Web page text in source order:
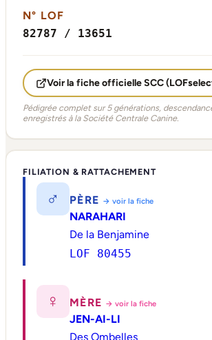
N° LOF
82787 / 13651
Voir la fiche officielle SCC
Pédigrée complet sur 5 générations,
enregistrés à la Société Centrale Canine.
FILIATION & RATTACHEMENT
♂ PÈRE → voir la fiche
NARAHARI
De la Benjamine
LOF 80455
♀ MÈRE → voir la fiche
JEN-AI-LI
Des Ombelles